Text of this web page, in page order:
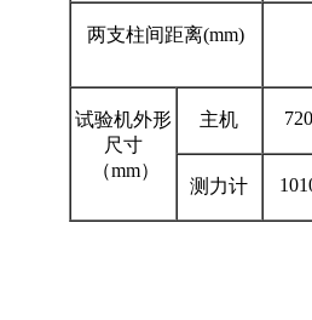
两支柱间距离(mm)
试验机外形
尺寸
（mm）
主机
测力计